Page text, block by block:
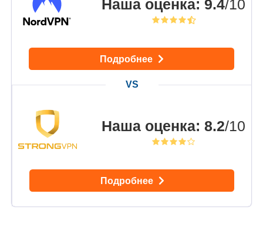
Наша оценка: 9.4/10
Подробнее
Наша оценка: 8.2/10
Подробнее